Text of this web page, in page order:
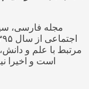
مجله فارسی،
مرتبط با علم و
است و اخیرا